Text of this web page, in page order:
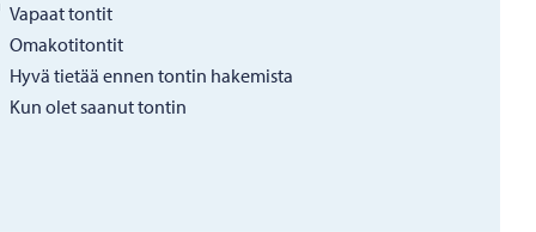
Vapaat tontit
Omakotitontit
Hyvä tietää ennen tontin hakemista
Kun olet saanut tontin